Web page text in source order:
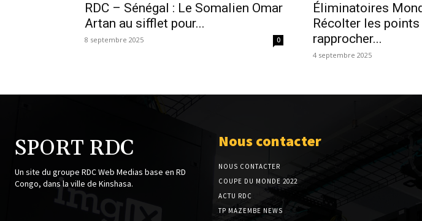
RDC – Sénégal : Le Somalien Omar
Artan au sifflet pour...
8 septembre 2025 0
Éliminatoires
Récolter les points
rapprocher...
4 septembre 2025
SPORT RDC
Un site du groupe RDC Web Medias base en RD
Congo, dans la ville de Kinshasa.
Nous contacter
NOUS CONTACTER
COUPE DU MONDE 2022
ACTU RDC
TP MAZEMBE NEWS